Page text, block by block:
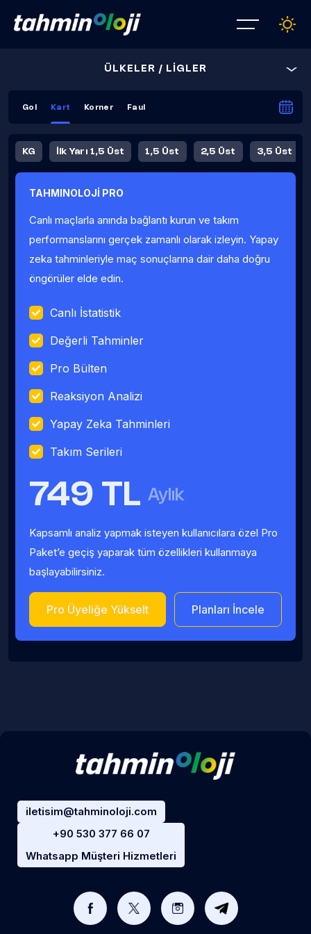
ÜLKELER / LİGLER
Gol Kart Korner Faul
KG İlk Yarı 1,5 Üst 1,5 Üst 2,5 Üst 3,5 Üst
Fauller Ortalama
TAHMINOLOJİ PRO
Canlı maçlarla anında bağlantı kurun ve takım
performanslarını gerçek zamanlı olarak izleyin. Yapay
zeka tahminleriyle maç sonuçlarına dair daha doğru
öngörüler elde edin.
Canlı İstatistik
Değerli Tahminler
Pro Bülten
Reaksiyon Analizi
Yapay Zeka Tahminleri
Takım Serileri
749 TL Aylık
Kapsamlı analiz yapmak isteyen kullanıcılara özel Pro
Paket’e geçiş yaparak tüm özellikleri kullanmaya
başlayabilirsiniz.
Pro Üyeliğe Yükselt Planları İncele
iletisim@tahminoloji.com
+90 530 377 66 07
Whatsapp Müşteri Hizmetleri